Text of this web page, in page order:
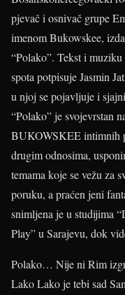
pjevač i osnivač grupe
imenom Bukowskee,
“Polako”. Tekst i
spota potpisuje Jasmin
u njoj se pojavljuje i
“Polako” je svojevrstan
BUKOWSKEE intimnih
drugim odnosima,
temama koje se vežu za
poruku, a praćen jeni
snimljena je u studijima
Play” u Sarajevu, dok
Polako… Nije ni Rim
Lako Lako je tebi sad